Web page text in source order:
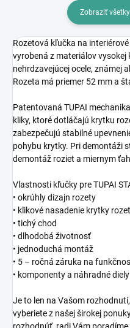
Zobraziť
Rozetová kľučka na
vyrobená z materiálov
nehrdzavejúcej ocele, známej
Rozeta má priemer 52 mm a
Patentovaná TUPAI
kliky, ktoré dotláčajú krytku
zabezpečujú stabilné
pohybu krytky. Pri demontáži
demontáž roziet a miernym
Vlastnosti kľučky pre TUPAI
• okrúhly dizajn rozety
• klikové nasadenie krytky
• tichý chod
• dlhodobá životnosť
• jednoduchá montáž
• 5 – ročná záruka na
• komponenty a náhradné
Je to len na Vašom
vyberiete z našej širokej